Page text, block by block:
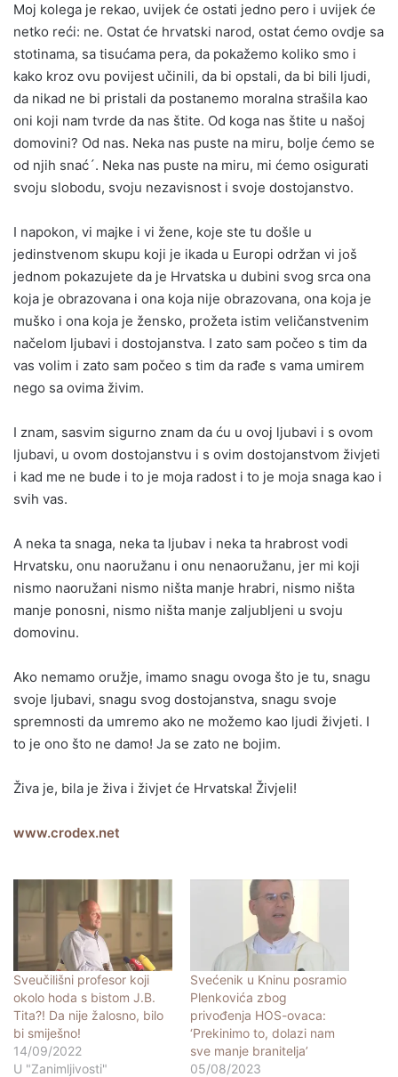
Moj kolega je rekao, uvijek će ostati jedno pero i uvijek će
netko reći: ne. Ostat će hrvatski narod, ostat ćemo ovdje sa
stotinama, sa tisućama pera, da pokažemo koliko smo i
kako kroz ovu povijest učinili, da bi opstali, da bi bili ljudi,
da nikad ne bi pristali da postanemo moralna strašila kao
oni koji nam tvrde da nas štite. Od koga nas štite u našoj
domovini? Od nas. Neka nas puste na miru, bolje ćemo se
od njih snać´. Neka nas puste na miru, mi ćemo osigurati
svoju slobodu, svoju nezavisnost i svoje dostojanstvo.
I napokon, vi majke i vi žene, koje ste tu došle u
jedinstvenom skupu koji je ikada u Europi održan vi još
jednom pokazujete da je Hrvatska u dubini svog srca ona
koja je obrazovana i ona koja nije obrazovana, ona koja je
muško i ona koja je žensko, prožeta istim veličanstvenim
načelom ljubavi i dostojanstva. I zato sam počeo s tim da
vas volim i zato sam počeo s tim da rađe s vama umirem
nego sa ovima živim.
I znam, sasvim sigurno znam da ću u ovoj ljubavi i s ovom
ljubavi, u ovom dostojanstvu i s ovim dostojanstvom živjeti
i kad me ne bude i to je moja radost i to je moja snaga kao i
svih vas.
A neka ta snaga, neka ta ljubav i neka ta hrabrost vodi
Hrvatsku, onu naoružanu i onu nenaoružanu, jer mi koji
nismo naoružani nismo ništa manje hrabri, nismo ništa
manje ponosni, nismo ništa manje zaljubljeni u svoju
domovinu.
Ako nemamo oružje, imamo snagu ovoga što je tu, snagu
svoje ljubavi, snagu svog dostojanstva, snagu svoje
spremnosti da umremo ako ne možemo kao ljudi živjeti. I
to je ono što ne damo! Ja se zato ne bojim.
Živa je, bila je živa i živjet će Hrvatska! Živjeli!
www.crodex.net
Sveučilišni profesor koji
okolo hoda s bistom J.B.
Tita?! Da nije žalosno, bilo
bi smiješno!
14/09/2022
U "Zanimljivosti"
Svećenik u Kninu posramio
Plenkovića zbog
privođenja HOS-ovaca:
‘Prekinimo to, dolazi nam
sve manje branitelja’
05/08/2023